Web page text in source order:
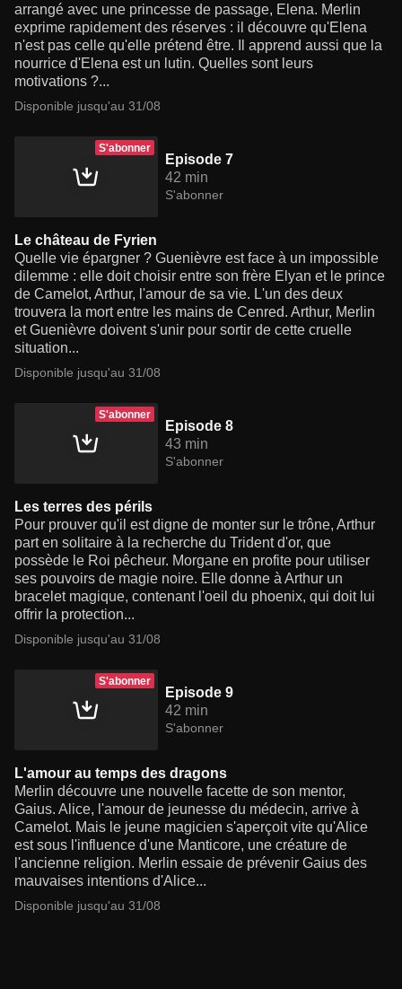
arrangé avec une princesse de passage, Elena. Merlin
exprime rapidement des réserves : il découvre qu'Elena
n'est pas celle qu'elle prétend être. Il apprend aussi que la
nourrice d'Elena est un lutin. Quelles sont leurs
motivations ?...
Disponible jusqu'au 31/08
S'abonner
Episode 7
42 min
S'abonner
Le château de Fyrien
Quelle vie épargner ? Guenièvre est face à un impossible
dilemme : elle doit choisir entre son frère Elyan et le prince
de Camelot, Arthur, l'amour de sa vie. L'un des deux
trouvera la mort entre les mains de Cenred. Arthur, Merlin
et Guenièvre doivent s'unir pour sortir de cette cruelle
situation...
Disponible jusqu'au 31/08
S'abonner
Episode 8
43 min
S'abonner
Les terres des périls
Pour prouver qu'il est digne de monter sur le trône, Arthur
part en solitaire à la recherche du Trident d'or, que
possède le Roi pêcheur. Morgane en profite pour utiliser
ses pouvoirs de magie noire. Elle donne à Arthur un
bracelet magique, contenant l'oeil du phoenix, qui doit lui
offrir la protection...
Disponible jusqu'au 31/08
S'abonner
Episode 9
42 min
S'abonner
L'amour au temps des dragons
Merlin découvre une nouvelle facette de son mentor,
Gaius. Alice, l'amour de jeunesse du médecin, arrive à
Camelot. Mais le jeune magicien s'aperçoit vite qu'Alice
est sous l'influence d'une Manticore, une créature de
l'ancienne religion. Merlin essaie de prévenir Gaius des
mauvaises intentions d'Alice...
Disponible jusqu'au 31/08